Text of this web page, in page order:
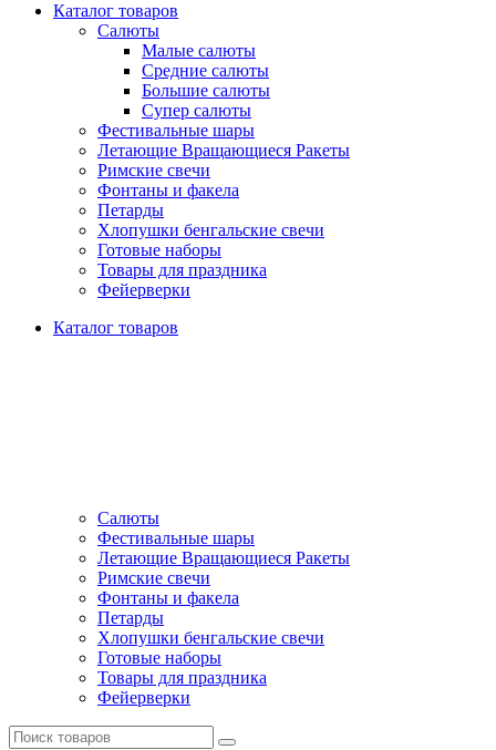
Каталог товаров
Салюты
Малые салюты
Средние салюты
Большие салюты
Супер салюты
Фестивальные шары
Летающие Вращающиеся Ракеты
Римские свечи
Фонтаны и факела
Петарды
Хлопушки бенгальские свечи
Готовые наборы
Товары для праздника
Фейерверки
Каталог товаров
Салюты
Фестивальные шары
Летающие Вращающиеся Ракеты
Римские свечи
Фонтаны и факела
Петарды
Хлопушки бенгальские свечи
Готовые наборы
Товары для праздника
Фейерверки